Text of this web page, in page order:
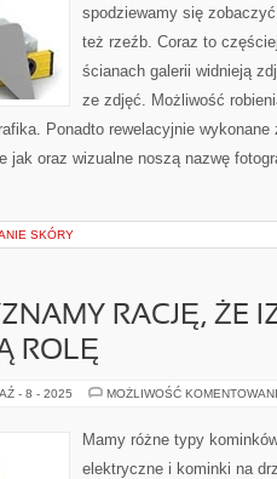
spodziewamy się
też rzeźb. Coraz to
ścianach galerii widnieją
ze zdjęć. Możliwość
Ponadto rewelacyjnie
jak oraz wizualne noszą nazwę
SKÓRY
RACJĘ, ŻE
ROLĘ
- 8 - 2025 MOŻLIWOŚĆ
Mamy różne typy
elektryczne i kominki na